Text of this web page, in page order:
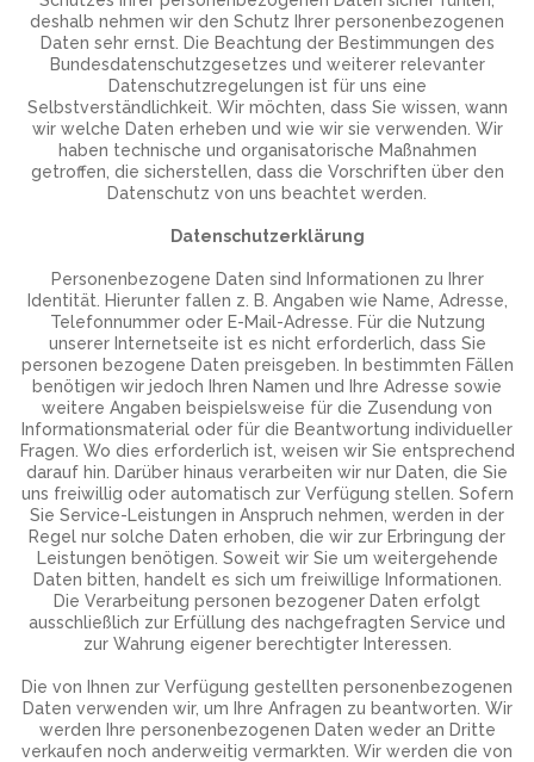
deshalb nehmen wir den Schutz Ihrer personenbezogenen
Daten sehr ernst. Die Beachtung der Bestimmungen des
Bundesdatenschutzgesetzes und weiterer relevanter
Datenschutzregelungen ist für uns eine
Selbstverständlichkeit. Wir möchten, dass Sie wissen, wann
wir welche Daten erheben und wie wir sie verwenden. Wir
haben technische und organisatorische Maßnahmen
getroffen, die sicherstellen, dass die Vorschriften über den
Datenschutz von uns beachtet werden.
Datenschutzerklärung
Personenbezogene Daten sind Informationen zu Ihrer
Identität. Hierunter fallen z. B. Angaben wie Name, Adresse,
Telefonnummer oder E-Mail-Adresse. Für die Nutzung
unserer Internetseite ist es nicht erforderlich, dass Sie
personen bezogene Daten preisgeben. In bestimmten Fällen
benötigen wir jedoch Ihren Namen und Ihre Adresse sowie
weitere Angaben beispielsweise für die Zusendung von
Informationsmaterial oder für die Beantwortung individueller
Fragen. Wo dies erforderlich ist, weisen wir Sie entsprechend
darauf hin. Darüber hinaus verarbeiten wir nur Daten, die Sie
uns freiwillig oder automatisch zur Verfügung stellen. Sofern
Sie Service-Leistungen in Anspruch nehmen, werden in der
Regel nur solche Daten erhoben, die wir zur Erbringung der
Leistungen benötigen. Soweit wir Sie um weitergehende
Daten bitten, handelt es sich um freiwillige Informationen.
Die Verarbeitung personen bezogener Daten erfolgt
ausschließlich zur Erfüllung des nachgefragten Service und
zur Wahrung eigener berechtigter Interessen.
Die von Ihnen zur Verfügung gestellten personenbezogenen
Daten verwenden wir, um Ihre Anfragen zu beantworten. Wir
werden Ihre personenbezogenen Daten weder an Dritte
verkaufen noch anderweitig vermarkten. Wir werden die von